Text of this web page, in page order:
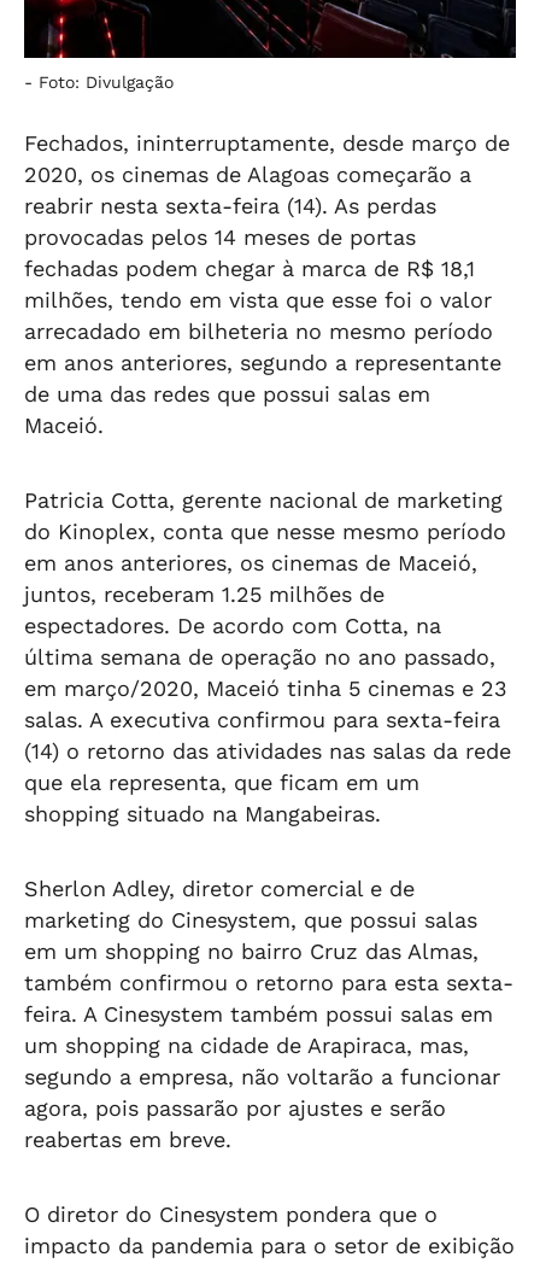
- Foto: Divulgação
Fechados, ininterruptamente, desde março de
2020, os cinemas de Alagoas começarão a
reabrir nesta sexta-feira (14). As perdas
provocadas pelos 14 meses de portas
fechadas podem chegar à marca de R$ 18,1
milhões, tendo em vista que esse foi o valor
arrecadado em bilheteria no mesmo período
em anos anteriores, segundo a representante
de uma das redes que possui salas em
Maceió.
Patricia Cotta, gerente nacional de marketing
do Kinoplex, conta que nesse mesmo período
em anos anteriores, os cinemas de Maceió,
juntos, receberam 1.25 milhões de
espectadores. De acordo com Cotta, na
última semana de operação no ano passado,
em março/2020, Maceió tinha 5 cinemas e 23
salas. A executiva confirmou para sexta-feira
(14) o retorno das atividades nas salas da rede
que ela representa, que ficam em um
shopping situado na Mangabeiras.
Sherlon Adley, diretor comercial e de
marketing do Cinesystem, que possui salas
em um shopping no bairro Cruz das Almas,
também confirmou o retorno para esta sexta-
feira. A Cinesystem também possui salas em
um shopping na cidade de Arapiraca, mas,
segundo a empresa, não voltarão a funcionar
agora, pois passarão por ajustes e serão
reabertas em breve.
O diretor do Cinesystem pondera que o
impacto da pandemia para o setor de exibição